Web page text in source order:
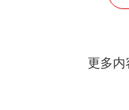
更多